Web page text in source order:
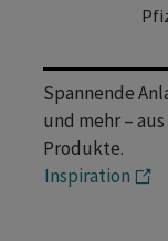
Spannende
und mehr –
Produkte.
Inspiration